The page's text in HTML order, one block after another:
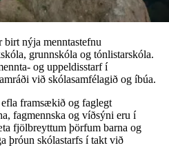
nýja menntastefnu
grunnskóla og tónlistarskóla.
og uppeldisstarf í
við skólasamfélagið og íbúa.
framsækið og faglegt
fagmennska og víðsýni eru í
fjölbreyttum þörfum barna og
þróun skólastarfs í takt við